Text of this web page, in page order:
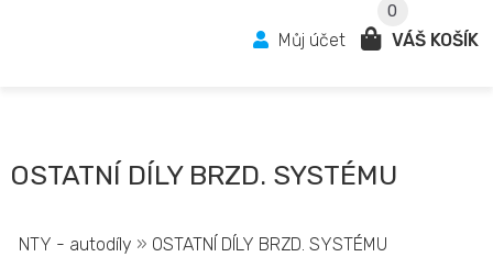
0
Můj účet VÁŠ KOŠÍK
OSTATNÍ DÍLY BRZD. SYSTÉMU
NTY - autodíly » OSTATNÍ DÍLY BRZD. SYSTÉMU